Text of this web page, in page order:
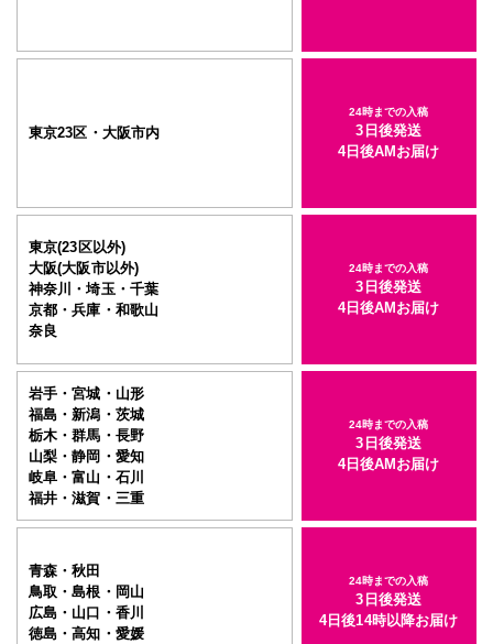
東京23区・大阪市内
24時までの入稿
3日後発送
4日後AMお届け
東京(23区以外)
大阪(大阪市以外)
神奈川・埼玉・千葉
京都・兵庫・和歌山
奈良
24時までの入稿
3日後発送
4日後AMお届け
岩手・宮城・山形
福島・新潟・茨城
栃木・群馬・長野
山梨・静岡・愛知
岐阜・富山・石川
福井・滋賀・三重
24時までの入稿
3日後発送
4日後AMお届け
青森・秋田
鳥取・島根・岡山
広島・山口・香川
徳島・高知・愛媛
24時までの入稿
3日後発送
4日後14時以降お届け